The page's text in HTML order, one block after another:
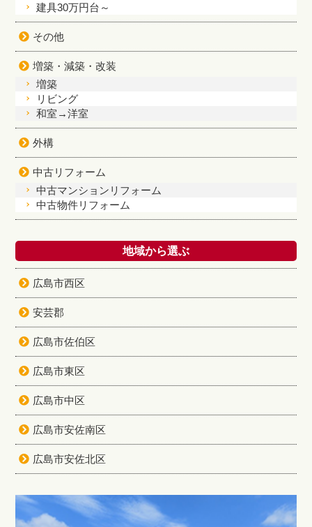
建具30万円台～
その他
増築・減築・改装
増築
リビング
和室→洋室
外構
中古リフォーム
中古マンションリフォーム
中古物件リフォーム
地域から選ぶ
広島市西区
安芸郡
広島市佐伯区
広島市東区
広島市中区
広島市安佐南区
広島市安佐北区